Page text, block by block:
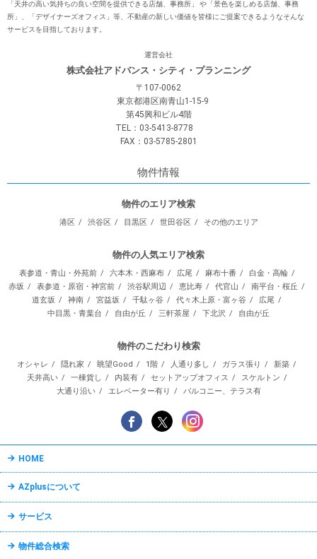
「天井の⾼い気持ちの良い空間を提供できる店舗、事務所」 や「景⾊を楽しめる店舗、事務
所」、「デザイナーズオフィス」等、不動産の新しい価値を皆様にご提案できるようなそんな
サービスを⽬指しております。
運営会社
株式会社アドバンス・シティ・プランニング
〒107-0062
東京都港区南青山1-15-9
第45興和ビル4階
TEL：03-5413-8778
FAX：03-5785-2801
物件情報
物件のエリア検索
港区 渋谷区 目黒区 世田谷区 その他のエリア
物件の人気エリア検索
表参道・青山・外苑前 六本木・西麻布 広尾 麻布十番
白金・高輪
赤坂
表参道・原宿・神宮前 渋谷駅周辺 恵比寿 代官山
南平台・桜丘
道玄坂
神南 宮益坂 千駄ヶ谷 代々木上原・富ヶ谷
広尾
中目黒・青葉台
自由が丘 三軒茶屋 下北沢 自由が丘
物件のこだわり検索
オシャレ 隠れ家 眺望Good 1階 人通り多し ガラス張り
新築
天井高い
一棟貨し 内装有 セットアップオフィス
スケルトン
大通り沿い
エレベーター有り バルコニー、テラス有
HOME
AZplusについて
サービス
物件総合検索